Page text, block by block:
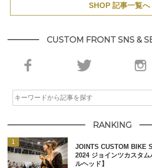
SHOP 記事一覧へ
CUSTOM FRONT SNS &
RANKING
JOINTS CUSTOM BIKE
2024 ジョインツカスタ
ルヘッド】